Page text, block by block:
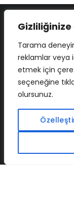
Tarama
reklamlar veya
etmek için
seçeneğine
olursunuz.
İLETIŞIM BAF